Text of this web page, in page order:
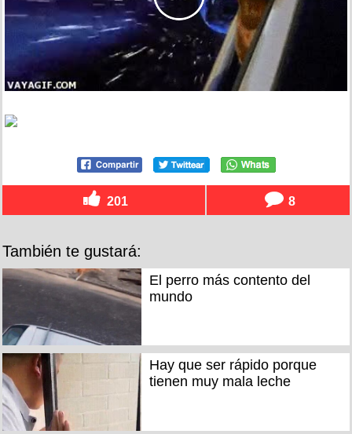
201 8
También te gustará:
El perro más contento del
mundo
Hay que ser rápido porque
tienen muy mala leche